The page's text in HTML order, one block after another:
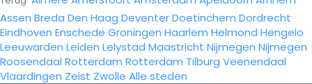
Assen Breda Den Haag DeventerDoetinchem Dordrecht
Eindhoven Enschede Groningen Haarlem Helmond Hengelo
Leeuwarden Leiden Lelystad Maastricht Nijmegen Nijmegen
Roosendaal Rotterdam Rotterdam Tilburg Veenendaal
Vlaardingen Zeist Zwolle Alle steden